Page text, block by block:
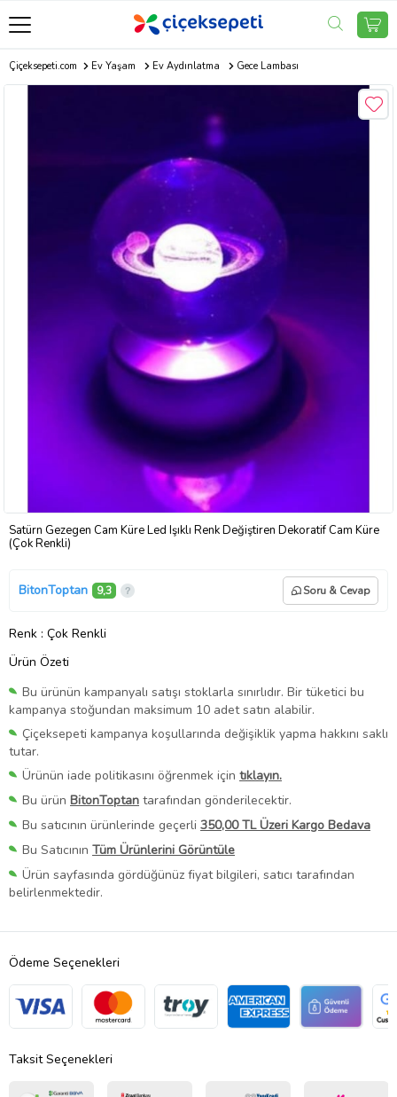
Çiçeksepeti.com Ev Yaşam Ev Aydınlatma Gece Lambası
Satürn Gezegen Cam Küre Led Işıklı Renk Değiştiren Dekoratif Cam Küre
(Çok Renkli)
BitonToptan 9,3 Soru & Cevap
Renk : Çok Renkli
Ürün Özeti
Bu ürünün kampanyalı satışı stoklarla sınırlıdır. Bir tüketici bu
kampanya stoğundan maksimum 10 adet satın alabilir.
Çiçeksepeti kampanya koşullarında değişiklik yapma hakkını saklı
tutar.
Ürünün iade politikasını öğrenmek için tıklayın.
Bu ürün BitonToptan tarafından gönderilecektir.
Bu satıcının ürünlerinde geçerli 350,00 TL Üzeri Kargo Bedava
Bu Satıcının Tüm Ürünlerini Görüntüle
Ürün sayfasında gördüğünüz fiyat bilgileri, satıcı tarafından
belirlenmektedir.
Ödeme Seçenekleri
Taksit Seçenekleri